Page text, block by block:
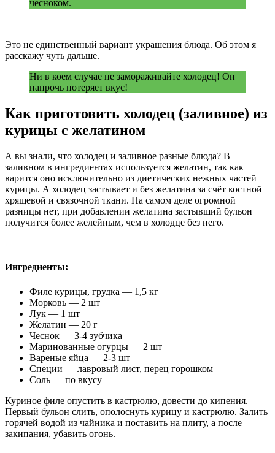
чесноком.
Это не единственный вариант украшения блюда. Об этом я
расскажу чуть дальше.
Ни в коем случае не замораживайте холодец! Он
напрочь потеряет вкус!
Как приготовить холодец (заливное) из
курицы с желатином
А вы знали, что холодец и заливное разные блюда? В
заливном в ингредиентах используется желатин, так как
варится оно исключительно из диетических нежных частей
курицы. А холодец застывает и без желатина за счёт костной
хрящевой и связочной ткани. На самом деле огромной
разницы нет, при добавлении желатина застывший бульон
получится более желейным, чем в холодце без него.
Ингредиенты:
Филе курицы, грудка — 1,5 кг
Морковь — 2 шт
Лук — 1 шт
Желатин — 20 г
Чеснок — 3-4 зубчика
Маринованные огурцы — 2 шт
Вареные яйца — 2-3 шт
Специи — лавровый лист, перец горошком
Соль — по вкусу
Куриное филе опустить в кастрюлю, довести до кипения.
Первый бульон слить, ополоснуть курицу и кастрюлю. Залить
горячей водой из чайника и поставить на плиту, а после
закипания, убавить огонь.